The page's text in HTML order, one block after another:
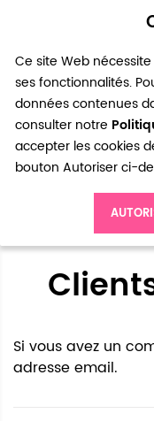
Ce site Web
ses fonctionnalités.
données contenues
consulter notre
accepter les cookies
bouton Autoriser ci-
Si vous avez un
adresse email.